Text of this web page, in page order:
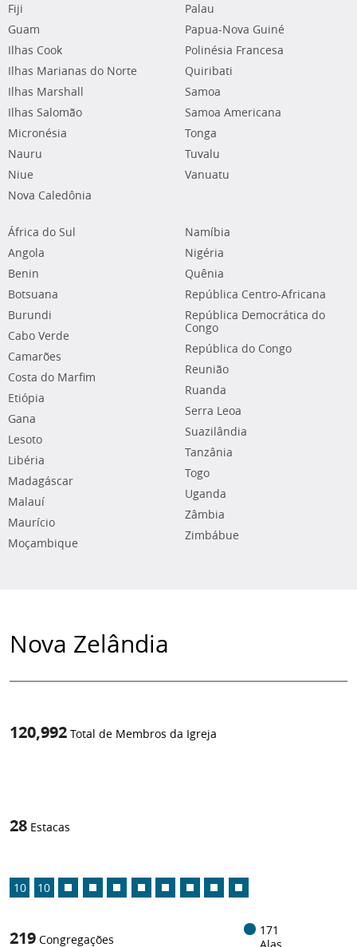
Fiji
Guam
Ilhas Cook
Ilhas Marianas do Norte
Ilhas Marshall
Ilhas Salomão
Micronésia
Nauru
Niue
Nova Caledônia
Palau
Papua-Nova Guiné
Polinésia Francesa
Quiribati
Samoa
Samoa Americana
Tonga
Tuvalu
Vanuatu
África do Sul
Angola
Benin
Botsuana
Burundi
Cabo Verde
Camarões
Costa do Marfim
Etiópia
Gana
Lesoto
Libéria
Madagáscar
Malauí
Maurício
Moçambique
Namíbia
Nigéria
Quênia
República Centro-Africana
República Democrática do
Congo
República do Congo
Reunião
Ruanda
Serra Leoa
Suazilândia
Tanzânia
Togo
Uganda
Zâmbia
Zimbábue
Nova Zelândia
120,992 Total de Membros da Igreja
28 Estacas
10 10
219 Congregações
171